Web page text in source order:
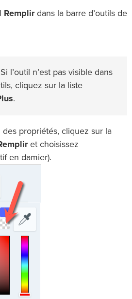
Remplirdans la barre d’outils de
Si l’outil n’est pas visible dans
cliquez sur la liste
.
des propriétés, cliquez sur la
et choisissez
en damier).